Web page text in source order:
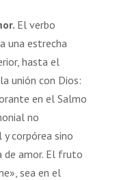
El verbo
una estrecha
hasta el
unión con Dios:
en el Salmo
no
corpórea sino
de amor. El fruto
sea en el